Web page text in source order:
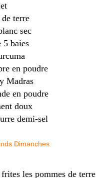
terre
sec
5 baies
en poudre
Madras
en poudre
doux
demi-sel
les pommes de terre